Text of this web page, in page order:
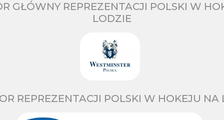
GŁÓWNY REPREZENTACJI POLSKI W
LODZIE
REPREZENTACJI POLSKI W HOKEJU NA